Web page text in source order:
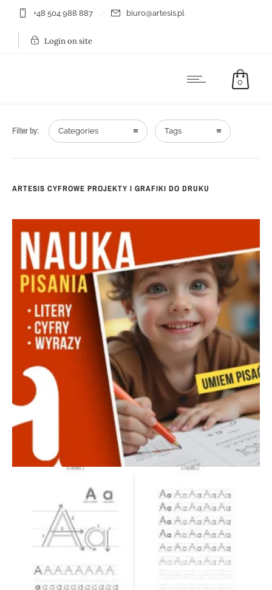
+48 504 988 887 biuro@artesis.pl
Login on site
0
Filter by: Categories Tags
ARTESIS CYFROWE PROJEKTY I GRAFIKI DO DRUKU